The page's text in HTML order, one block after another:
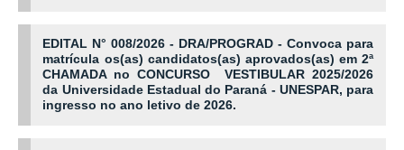
EDITAL N° 008/2026 - DRA/PROGRAD - Convoca para
matrícula os(as) candidatos(as) aprovados(as) em 2ª
CHAMADA no CONCURSO VESTIBULAR 2025/2026
da Universidade Estadual do Paraná - UNESPAR, para
ingresso no ano letivo de 2026.